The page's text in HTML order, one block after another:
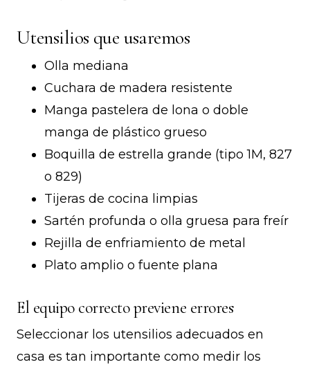
Utensilios que usaremos
Olla mediana
Cuchara de madera resistente
Manga pastelera de lona o doble
manga de plástico grueso
Boquilla de estrella grande (tipo 1M, 827
o 829)
Tijeras de cocina limpias
Sartén profunda o olla gruesa para freír
Rejilla de enfriamiento de metal
Plato amplio o fuente plana
El equipo correcto previene errores
Seleccionar los utensilios adecuados en
casa es tan importante como medir los